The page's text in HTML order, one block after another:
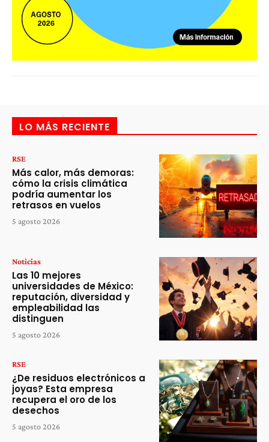
LO MÁS RECIENTE
RSE
Más calor, más demoras:
cómo la crisis climática
podría aumentar los
retrasos en vuelos
5 agosto 2026
Noticias
Las 10 mejores
universidades de México:
reputación, diversidad y
empleabilidad las
distinguen
5 agosto 2026
RSE
¿De residuos electrónicos a
joyas? Esta empresa
recupera el oro de los
desechos
5 agosto 2026